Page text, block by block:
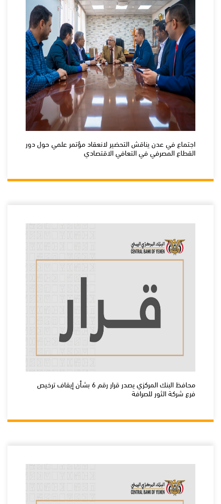
اجتماع في عدن يناقش التحضير لانعقاد مؤتمر علمي حول دور
القطاع المصرفي في التعافي الاقتصادي
محافظ البنك المركزي يصدر قرار رقم 6 بشأن إيقاف ترخيص
فرع شركة الثور للصرافة